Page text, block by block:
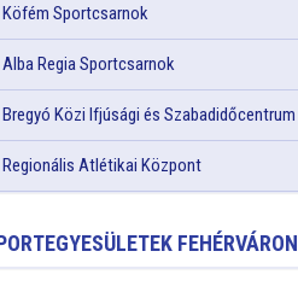
Köfém Sportcsarnok
Alba Regia Sportcsarnok
Bregyó Közi Ifjúsági és Szabadidőcentrum
Regionális Atlétikai Központ
FEHÉRVÁRON